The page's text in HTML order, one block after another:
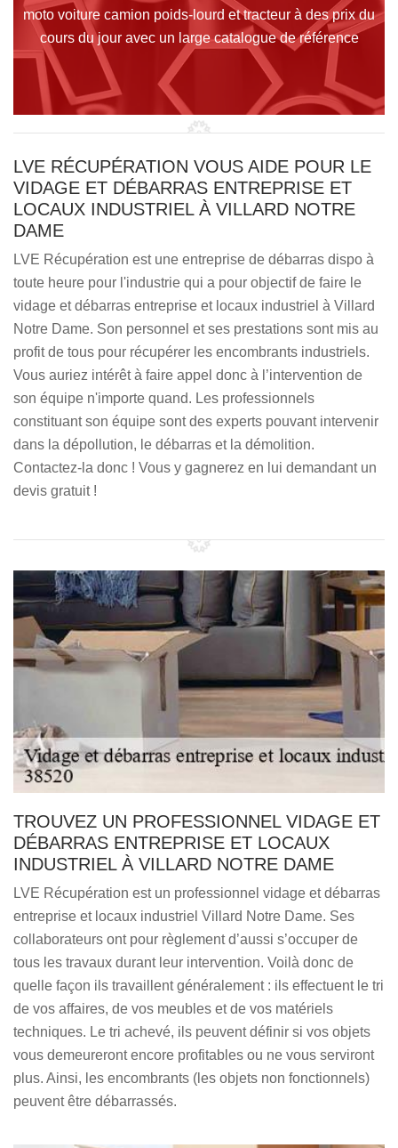
moto voiture camion poids-lourd et tracteur à des prix du
cours du jour avec un large catalogue de référence
LVE RÉCUPÉRATION VOUS AIDE POUR LE
VIDAGE ET DÉBARRAS ENTREPRISE ET
LOCAUX INDUSTRIEL À VILLARD NOTRE
DAME
LVE Récupération est une entreprise de débarras dispo à
toute heure pour l'industrie qui a pour objectif de faire le
vidage et débarras entreprise et locaux industriel à Villard
Notre Dame. Son personnel et ses prestations sont mis au
profit de tous pour récupérer les encombrants industriels.
Vous auriez intérêt à faire appel donc à l’intervention de
son équipe n'importe quand. Les professionnels
constituant son équipe sont des experts pouvant intervenir
dans la dépollution, le débarras et la démolition.
Contactez-la donc ! Vous y gagnerez en lui demandant un
devis gratuit !
TROUVEZ UN PROFESSIONNEL VIDAGE ET
DÉBARRAS ENTREPRISE ET LOCAUX
INDUSTRIEL À VILLARD NOTRE DAME
LVE Récupération est un professionnel vidage et débarras
entreprise et locaux industriel Villard Notre Dame. Ses
collaborateurs ont pour règlement d’aussi s’occuper de
tous les travaux durant leur intervention. Voilà donc de
quelle façon ils travaillent généralement : ils effectuent le tri
de vos affaires, de vos meubles et de vos matériels
techniques. Le tri achevé, ils peuvent définir si vos objets
vous demeureront encore profitables ou ne vous serviront
plus. Ainsi, les encombrants (les objets non fonctionnels)
peuvent être débarrassés.